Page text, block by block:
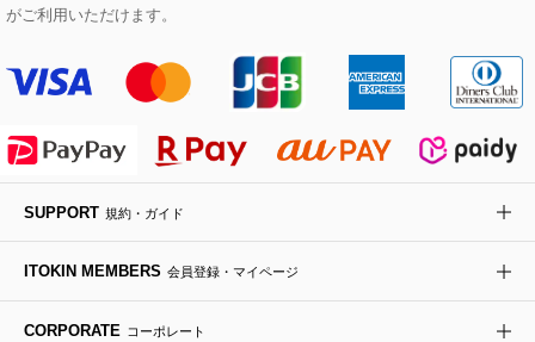
Maison de CINQ
MK MICHEL KLEIN BAG
HIROKO KOSHINO
ライダースジャケット
デニムジャケット
ダウンジャケット・コート
ハンカチ・バンダナ
手袋
チャーム・ストラップ
バックパック・リュック
ボディバッグ・メッセンジャーバッグ
トラベルバッグ
フラットシューズ
ローファー
ドレスシューズ
カサブランカ・カラー
ラナンキュラス
ポプリアレンジ＆フレグランス
がご利用いただけます。
SUPPORT 規約・ガイド
ITOKIN MEMBERS 会員登録・マイページ
CORPORATE コーポレート